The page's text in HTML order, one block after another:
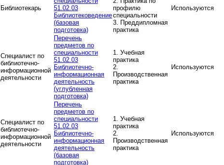
Библиотекарь
51.02.03
Библиотековедение
(базовая
подготовка)
профилю
специальности
3. Преддипломная
практика
Используются
Специалист по
библиотечно-
информационной
деятельности
Перечень
предметов по
специальности
51.02.03
Библиотечно-
информационная
деятельность
(углубленная
подготовка)
1. Учебная
практика
2.
Производственная
практика
Используются
Специалист по
библиотечно-
информационной
деятельности
Перечень
предметов по
специальности
51.02.03
Библиотечно-
информационная
деятельность
(базовая
подготовка)
1. Учебная
практика
2.
Производственная
практика
Используются